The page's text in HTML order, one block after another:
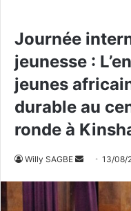
Journée
jeunesse :
jeunes
durable au
ronde à
Willy SAGBE 13/08/